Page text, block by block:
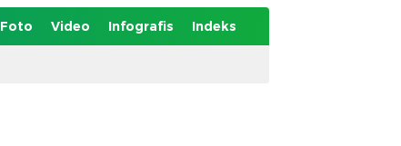
Foto Video Infografis Indeks